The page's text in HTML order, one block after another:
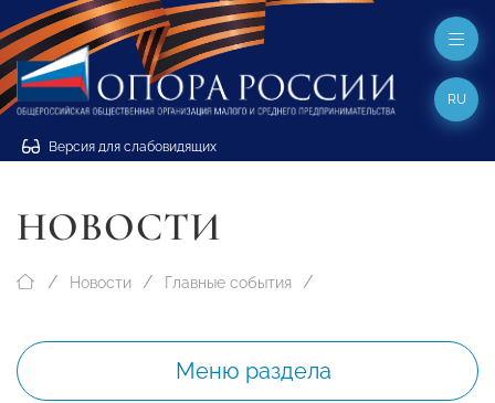
Версия для слабовидящих
RU
НОВОСТИ
Новости Главные события
Меню раздела